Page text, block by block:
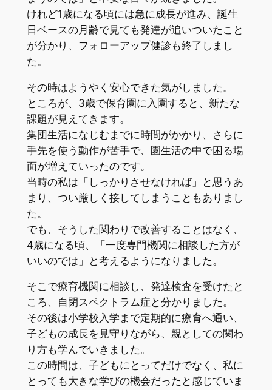
けれど1歳になる頃には急に成長が進み、誕生
日ベースの月齢で見ても発達が追いついたこと
が分かり、フォローアップ健診も終了しまし
た。
その時はようやく安心できた気がしました。
ところが、3歳で保育園に入園すると、新たな
課題が見えてきます。
集団生活になじむまでに時間がかかり、さらに
手先を使う動作が苦手で、園生活の中で困る場
面が増えていったのです。
当時の私は「しっかりさせなければ」と思うあ
まり、つい厳しく接してしまうこともありまし
た。
でも、そうした関わりで改善することはなく、
4歳になる頃、「一度専門機関に相談した方が
いいのでは」と考えるようになりました。
そこで療育機関に相談し、発達検査を受けたと
ころ、自閉スペクトラム症と分かりました。
その後は小学校入学まで定期的に療育へ通い、
子どもの成長を見守りながら、親としての関わ
り方も学んでいきました。
この時間は、子どもにとってだけでなく、私に
とっても大きな学びの機会だったと感じていま